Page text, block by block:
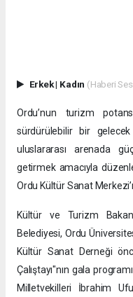
Erkek| Kadın (Haberi
Ordu’nun turizm
sürdürülebilir bir
uluslararası arenada
getirmek amacıyla
Ordu Kültür Sanat
Kültür ve Turizm
Belediyesi, Ordu
Kültür Sanat Derneği
Çalıştayı"nın gala
Milletvekilleri İbrahim